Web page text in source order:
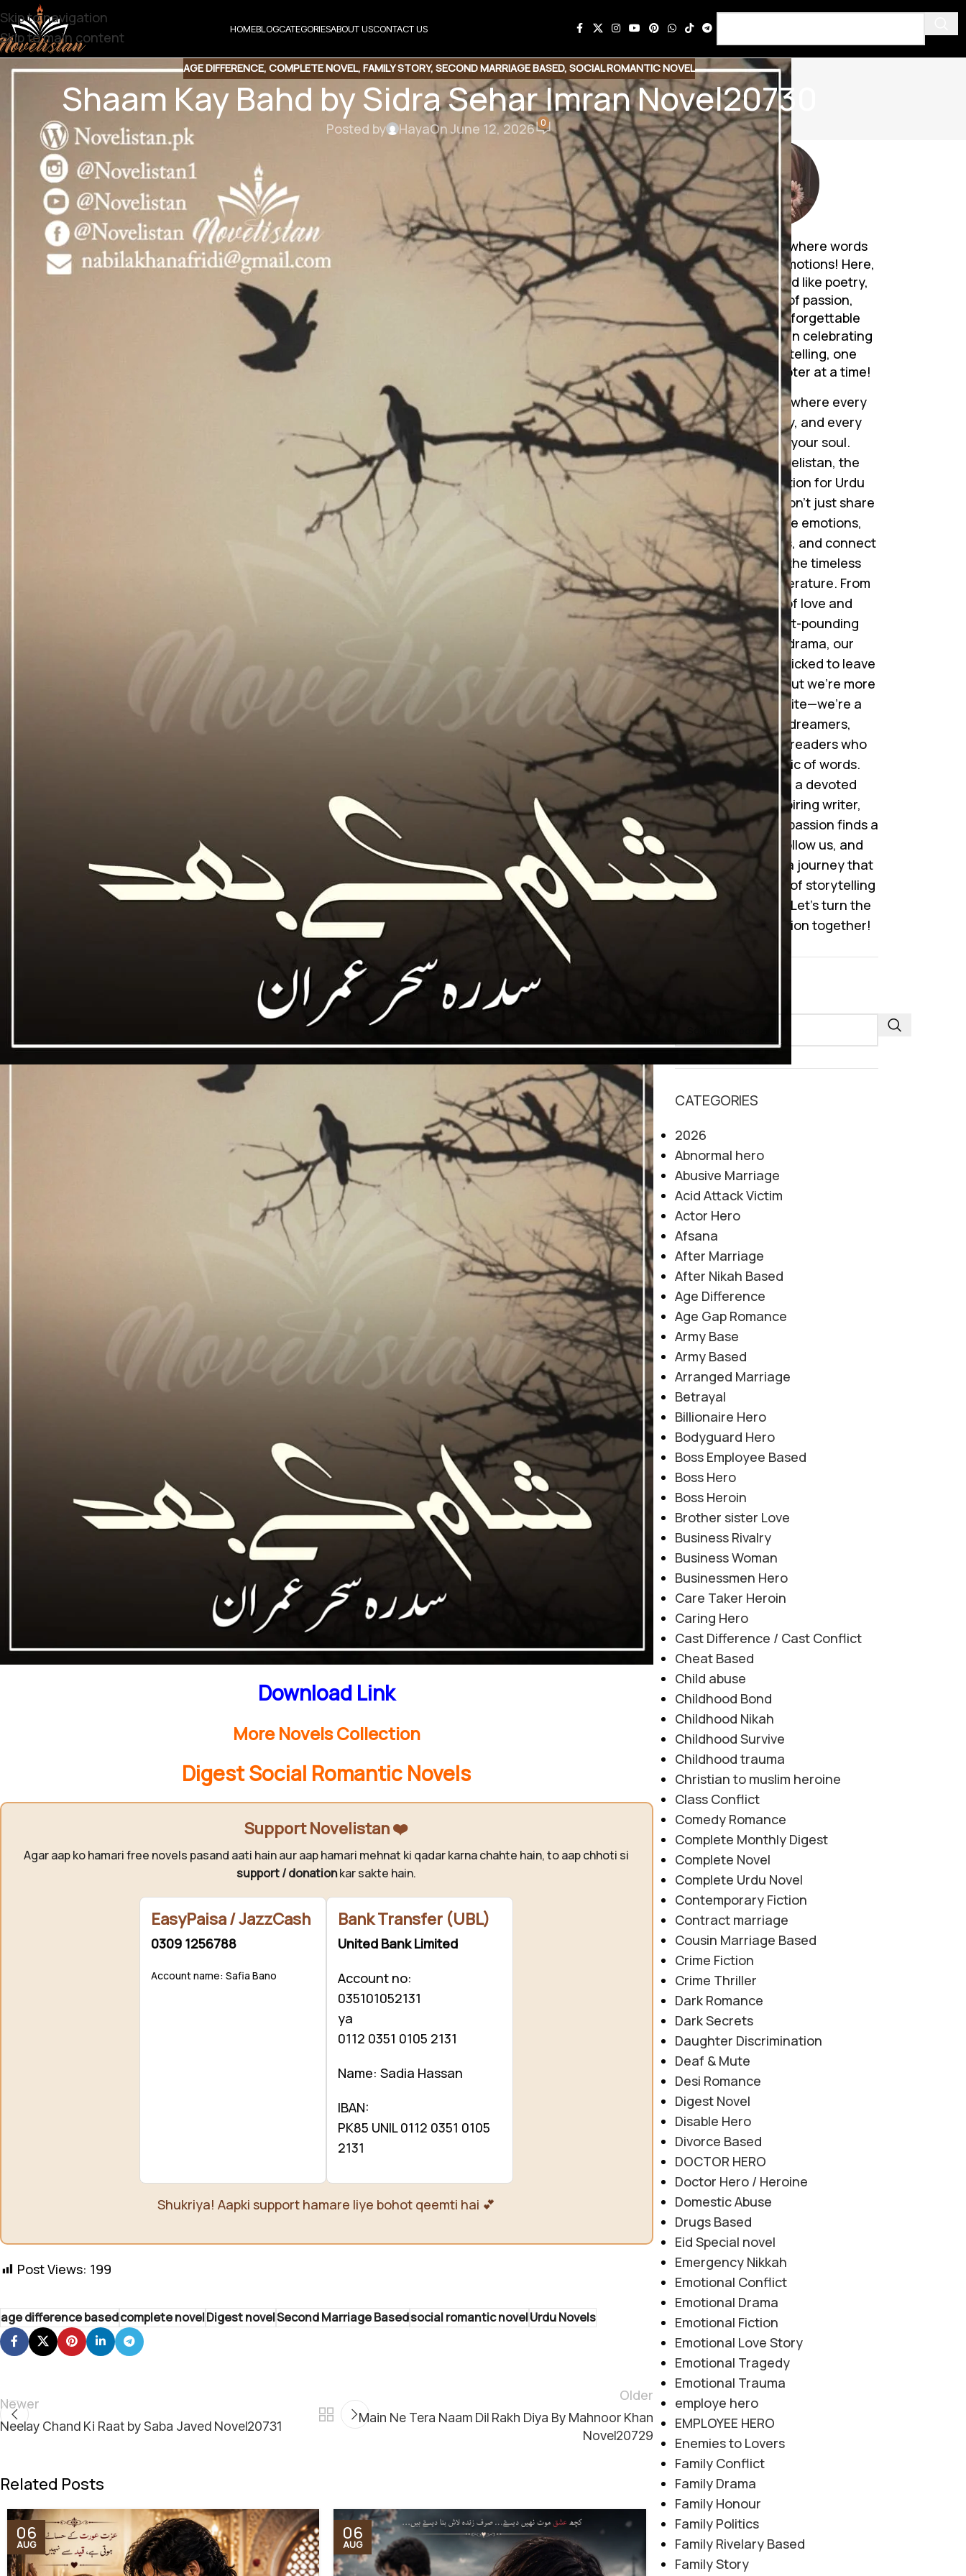
Skip to navigation
Skip to main content
HOMEBLOGCATEGORIESABOUT USCONTACT US
AGE DIFFERENCE, COMPLETE NOVEL, FAMILY STORY, SECOND MARRIAGE BASED, SOCIAL ROMANTIC NOVEL
Shaam Kay Bahd by Sidra Sehar Imran Novel20730
Posted by HayaOn June 12, 2026 0
Share QR Share Link Copy Code
Shaam Kay Bahd by Sidra Sehar Imran
Age Difference | Rude Hero base | Second Marriage base | Family Story
“یہ میرے سوال کا جواب نہیں ہے۔”
“مگر میں اب ویسی نہیں رہی۔احمق نادان بے وقوف اور کم عقل۔” میں آنکھوں کی نمی چھپانے کے لیے رخ موڑ گئی۔
“جذباتی ہو تم آج بھی ہو نوال ہاں ساتھ ساتھ تلخ مزاج اور کچھ کچھ عقل مند بھی ہوگئی ہو۔”
Download Link
More Novels Collection
Digest Social Romantic Novels
Support Novelistan ❤️
Agar aap ko hamari free novels pasand aati hain aur aap hamari mehnat ki qadar karna chahte hain, to aap chhoti si
support / donationkar sakte hain.
EasyPaisa / JazzCash
0309 1256788
Account name: Safia Bano
Bank Transfer (UBL)
United Bank Limited
Account no:
035101052131
ya
0112 0351 0105 2131
Name: Sadia Hassan
IBAN:
PK85 UNIL 0112 0351 0105
2131
Shukriya! Aapki support hamare liye bohot qeemti hai 💕
Post Views: 199
age difference basedcomplete novelDigest novelSecond Marriage Basedsocial romantic novelUrdu Novels
Newer
Neelay Chand Ki Raat by Saba Javed Novel20731
Older
Main Ne Tera Naam Dil Rakh Diya By Mahnoor Khan
Novel20729
Related Posts
06
AUG
06
AUG
06
AUG
Discover a world where words
breathe life into emotions! Here,
Urdu novels unfold like poetry,
weaving tales of passion,
mystery, and unforgettable
journeys. Join me in celebrating
the art of storytelling, one
mesmerizing chapter at a time!
Step into a world where every
word tells a story, and every
story touches your soul.
Welcome to Novelistan, the
ultimate destination for Urdu
novel lovers. We don’t just share
novels; we weave emotions,
ignite imaginations, and connect
hearts through the timeless
beauty of Urdu literature. From
gripping tales of love and
betrayal to heart-pounding
suspense and drama, our
collection is handpicked to leave
you mesmerized. But we’re more
than just a website—we’re a
community of dreamers,
storytellers, and readers who
cherish the magic of words.
Whether you’re a devoted
reader or an aspiring writer,
here’s where your passion finds a
home. Join us, follow us, and
become a part of a journey that
celebrates the art of storytelling
like never before. Let’s turn the
pages of imagination together!
CATEGORIES
2026
Abnormal hero
Abusive Marriage
Acid Attack Victim
Actor Hero
Afsana
After Marriage
After Nikah Based
Age Difference
Age Gap Romance
Army Base
Army Based
Arranged Marriage
Betrayal
Billionaire Hero
Bodyguard Hero
Boss Employee Based
Boss Hero
Boss Heroin
Brother sister Love
Business Rivalry
Business Woman
Businessmen Hero
Care Taker Heroin
Caring Hero
Cast Difference / Cast Conflict
Cheat Based
Child abuse
Childhood Bond
Childhood Nikah
Childhood Survive
Childhood trauma
Christian to muslim heroine
Class Conflict
Comedy Romance
Complete Monthly Digest
Complete Novel
Complete Urdu Novel
Contemporary Fiction
Contract marriage
Cousin Marriage Based
Crime Fiction
Crime Thriller
Dark Romance
Dark Secrets
Daughter Discrimination
Deaf & Mute
Desi Romance
Digest Novel
Disable Hero
Divorce Based
DOCTOR HERO
Doctor Hero / Heroine
Domestic Abuse
Drugs Based
Eid Special novel
Emergency Nikkah
Emotional Conflict
Emotional Drama
Emotional Fiction
Emotional Love Story
Emotional Tragedy
Emotional Trauma
employe hero
EMPLOYEE HERO
Enemies to Lovers
Family Conflict
Family Drama
Family Honour
Family Politics
Family Rivelary Based
Family Story